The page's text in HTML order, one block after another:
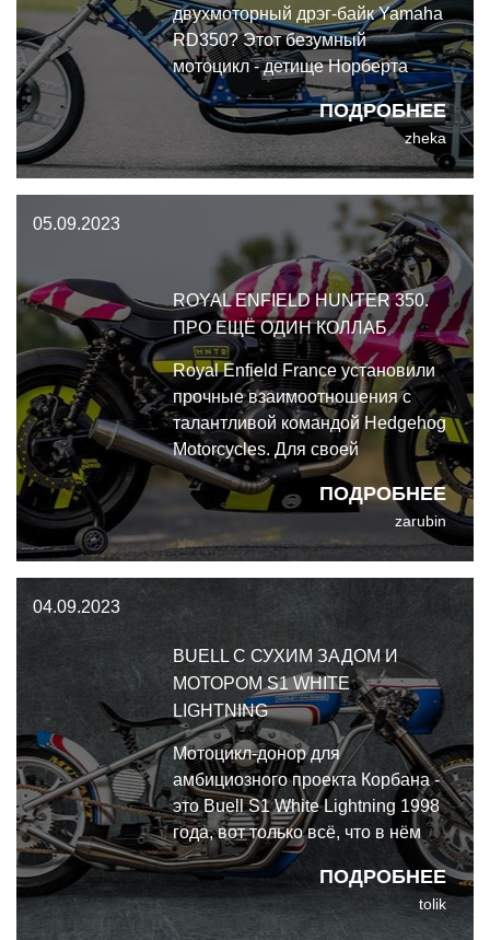
ПОДРОБНЕЕ
двухмоторный дрэг-байк Yamaha
RD350? Этот безумный
мотоцикл - детище Норберта
Прокши, механика из
небольшого баварского городка
Йоханнесберг, к востоку от
Франкфурта.
zheka
05.09.2023
ROYAL ENFIELD HUNTER 350.
ПРО ЕЩЁ ОДИН КОЛЛАБ
ПОДРОБНЕЕ
Royal Enfield France установили
прочные взаимоотношения с
талантливой командой Hedgehog
Motorcycles. Для своей
очередной сборки они взяли
простой и милый Hunter 350,
превратив его в по-настоящему
современный мотоцикл с ярким
внешним видом и броской
zarubin
04.09.2023
BUELL C СУХИМ ЗАДОМ И
МОТОРОМ S1 WHITE
LIGHTNING
ПОДРОБНЕЕ
Мотоцикл-донор для
амбициозного проекта Корбана -
это Buell S1 White Lightning 1998
года, вот только всё, что в нём
осталось штатного - это вилка и
мотор на основе Sportster. От
остального Корбан избавился, а
tolik